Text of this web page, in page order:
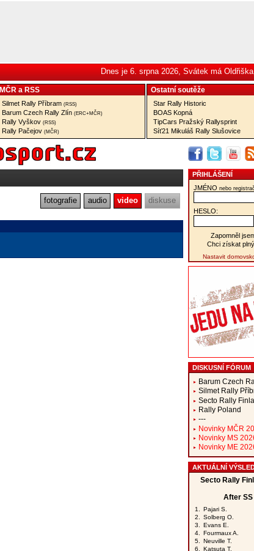
Dnes je 6. srpna 2026, Svátek má
MČR a RSS
Silmet Rally Příbram (RSS)
Barum Czech Rally Zlín (ERC+MČR)
Rally Vyškov (RSS)
Rally Pačejov (MČR)
Ostatní­ soutěže
Star Rally Historic
BOAS Kopná
TipCars Pražský Rallysprint
Síť21 Mikuláš Rally Slušovice
fotografie audio video diskuse
PŘIHLÁŠENÍ
JMÉNO nebo
HESLO:
Zapomněl
Chci získat
Nastavit
DISKUSNÍ FÓRUM
Barum Czech
Silmet Rally
Secto Rally
Rally Poland
---
Novinky MČR
Novinky MS
Novinky ME
AKTUÁLNÍ